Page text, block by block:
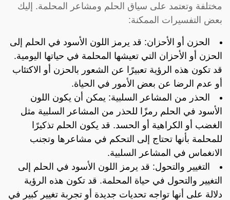
مختلفة وتعتمد على سياق الحلم ومشاعر المحلمة. إليك
بعض التفسيرات الممكنة:
الحزن أو الأحزان: قد يرمز اللون الأسود في الحلم إلى
الحزن أو الأحزان التي تعيشها المحلمة في حياتها اليومية.
قد تكون هذه الرؤية تعبيرًا عن الشعور بالحزن أو الاكتئاب
أو عدم الرضا عن بعض الأمور في الحياة.
الحذر من المشاعر السلبية: يمكن أن يكون اللون
الأسود في الحلم رمزًا للحذر من المشاعر السلبية مثل
الغضب أو الكراهية أو الحسد. قد يكون الحلم تذكيرًا
للمحلمة بأنها تحتاج إلى التحكم في مشاعرها وتجنب
الانغماس في المشاعر السلبية.
التغيير والتحول: قد يرمز اللون الأسود في الحلم إلى
التغيير والتحول في حياة المحلمة. قد تكون هذه الرؤية
دلالة على أنها تواجه تحديات جديدة أو تجربة تغيير كبير في